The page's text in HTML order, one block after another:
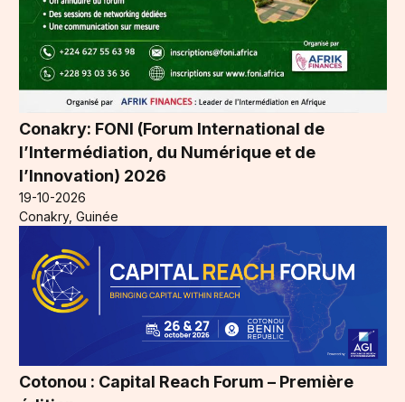
Conakry: FONI (Forum International de
l’Intermédiation, du Numérique et de
l’Innovation) 2026
19-10-2026
Conakry, Guinée
Cotonou : Capital Reach Forum – Première